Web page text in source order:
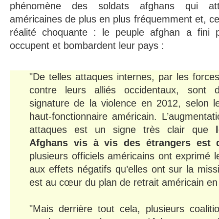
phénomène des soldats afghans qui
américaines de plus en plus fréquemment et,
réalité choquante : le peuple afghan a fini
occupent et bombardent leur pays :
"De telles attaques internes, par les
contre leurs alliés occidentaux, sont
signature de la violence en 2012, selon
haut-fonctionnaire américain.
attaques est un signe très clair que
Afghans vis à vis des étrangers est
plusieurs officiels américains ont exprimé
aux effets négatifs qu’elles ont sur la
est au cœur du plan de retrait américain
"Mais derrière tout cela, plusieurs